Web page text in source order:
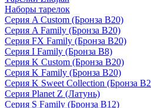
Наборы тарелок
Серия A Custom (Бронза B20)
Серия A Family (Бронза B20)
Серия FX Family (Бронза B20)
Серия I Family (Бронза B8)
Серия K Custom (Бронза B20)
Серия K Family (Бронза B20)
Серия K Sweet Collection (Бронза
Серия Planet Z (Латунь)
Серия S Family (Бронза B12)